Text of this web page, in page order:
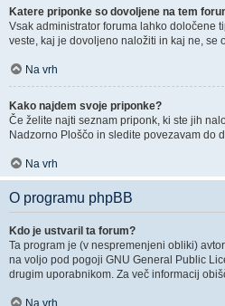
Katere priponke so dovoljene na tem
Vsak administrator foruma lahko določene
veste, kaj je dovoljeno naložiti in kaj ne, se
Na vrh
Kako najdem svoje priponke?
Če želite najti seznam priponk, ki ste jih
Nadzorno Ploščo in sledite povezavam do
Na vrh
O programu phpBB
Kdo je ustvaril ta forum?
Ta program je (v nespremenjeni obliki)
na voljo pod pogoji GNU General Public
drugim uporabnikom. Za več informacij
Na vrh